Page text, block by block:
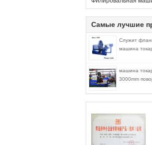
Самые лучшие
Служит
машина
машина
3000mm